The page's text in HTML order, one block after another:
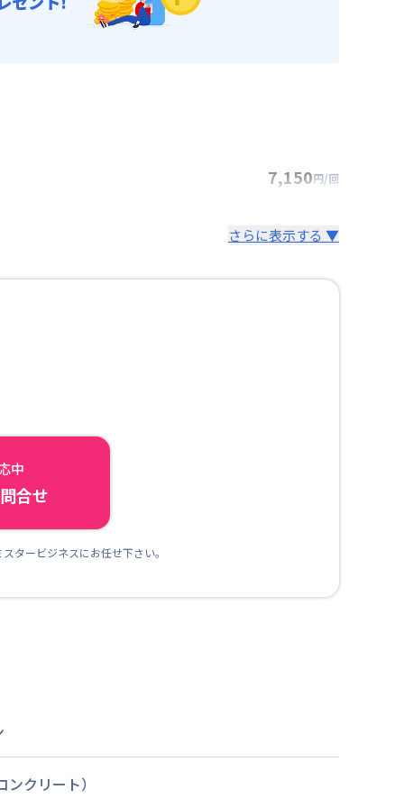
7,150円/回
さらに表示する ▼
中
合せ
タービジネスにお任せ下さい。
ンクリート）